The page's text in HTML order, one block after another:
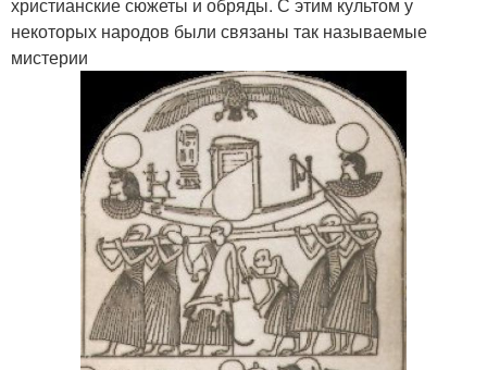
некоторых народов были связаны так называемые
мистерии